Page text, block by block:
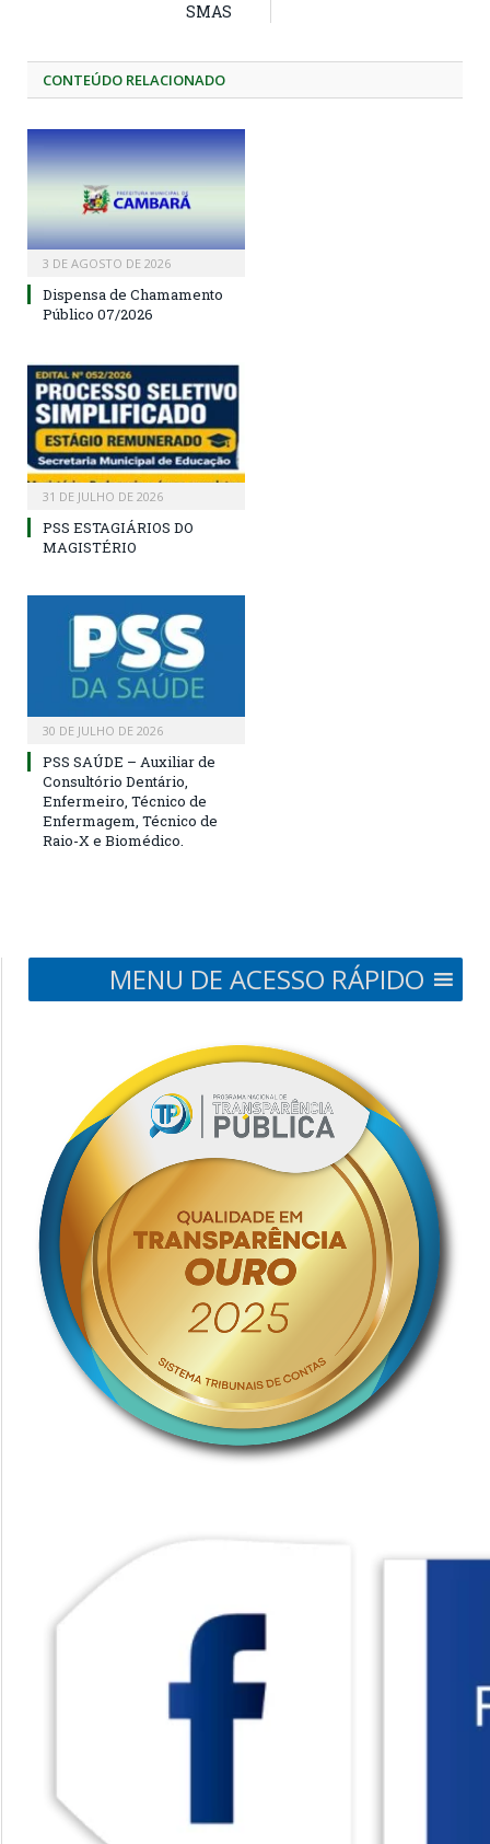
SMAS
CONTEÚDO RELACIONADO
3 DE AGOSTO DE 2026
Dispensa de Chamamento
Público 07/2026
31 DE JULHO DE 2026
PSS ESTAGIÁRIOS DO
MAGISTÉRIO
30 DE JULHO DE 2026
PSS SAÚDE – Auxiliar de
Consultório Dentário,
Enfermeiro, Técnico de
Enfermagem, Técnico de
Raio-X e Biomédico.
MENU DE ACESSO RÁPIDO